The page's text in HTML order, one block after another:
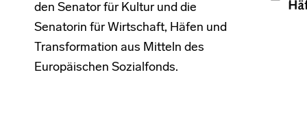
den Senator für Kultur und die
Senatorin für Wirtschaft, Häfen und
Transformation aus Mitteln des
Europäischen Sozialfonds.